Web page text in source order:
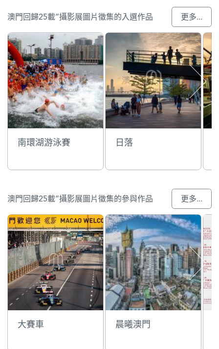
澳門回歸25載”攝影展圖片徵集的入選作品 更多...
南環湖游泳賽 日落
澳門回歸25載”攝影展圖片徵集的參與作品 更多...
大賽車 晨曦澳門